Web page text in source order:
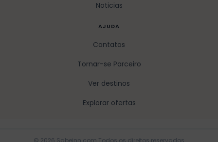
Noticias
AJUDA
Contatos
Tornar-se Parceiro
Ver destinos
Explorar ofertas
© 2026 Sabeinn.com Todos os direitos reservados